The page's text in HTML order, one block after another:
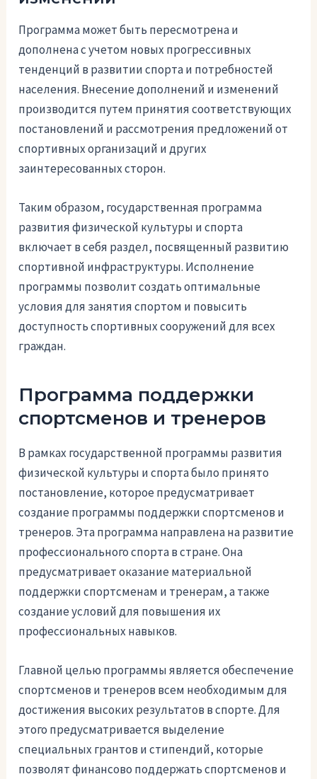
Программа может быть пересмотрена и
дополнена с учетом новых прогрессивных
тенденций в развитии спорта и потребностей
населения. Внесение дополнений и изменений
производится путем принятия соответствующих
постановлений и рассмотрения предложений от
спортивных организаций и других
заинтересованных сторон.
Таким образом, государственная программа
развития физической культуры и спорта
включает в себя раздел, посвященный развитию
спортивной инфраструктуры. Исполнение
программы позволит создать оптимальные
условия для занятия спортом и повысить
доступность спортивных сооружений для всех
граждан.
Программа поддержки
спортсменов и тренеров
В рамках государственной программы развития
физической культуры и спорта было принято
постановление, которое предусматривает
создание программы поддержки спортсменов и
тренеров. Эта программа направлена на развитие
профессионального спорта в стране. Она
предусматривает оказание материальной
поддержки спортсменам и тренерам, а также
создание условий для повышения их
профессиональных навыков.
Главной целью программы является обеспечение
спортсменов и тренеров всем необходимым для
достижения высоких результатов в спорте. Для
этого предусматривается выделение
специальных грантов и стипендий, которые
позволят финансово поддержать спортсменов и